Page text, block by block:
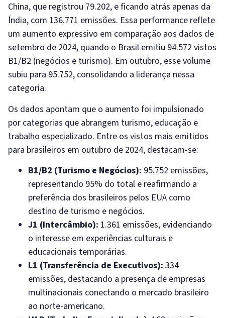
China, que registrou 79.202, e ficando atrás apenas da
Índia, com 136.771 emissões. Essa performance reflete
um aumento expressivo em comparação aos dados de
setembro de 2024, quando o Brasil emitiu 94.572 vistos
B1/B2 (negócios e turismo). Em outubro, esse volume
subiu para 95.752, consolidando a liderança nessa
categoria.
Os dados apontam que o aumento foi impulsionado
por categorias que abrangem turismo, educação e
trabalho especializado. Entre os vistos mais emitidos
para brasileiros em outubro de 2024, destacam-se:
B1/B2 (Turismo e Negócios): 95.752 emissões,
representando 95% do total e reafirmando a
preferência dos brasileiros pelos EUA como
destino de turismo e negócios.
J1 (Intercâmbio): 1.361 emissões, evidenciando
o interesse em experiências culturais e
educacionais temporárias.
L1 (Transferência de Executivos): 334
emissões, destacando a presença de empresas
multinacionais conectando o mercado brasileiro
ao norte-americano.